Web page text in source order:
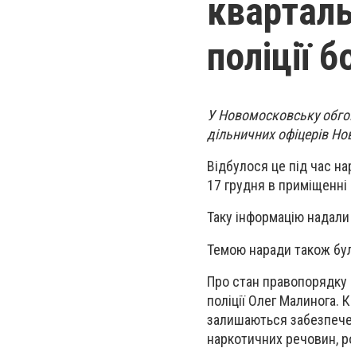
поліції
У Новомосковську
дільничних офіцерів
Відбулося це під час
17 грудня в
Таку інформацію
Темою наради також
Про стан правопорядку
поліції Олег
залишаються
наркотичних речовин,